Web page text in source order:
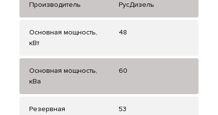
Производитель РусДизель
Основная мощность,
кВт
48
Основная мощность,
кВа
60
Резервная
53